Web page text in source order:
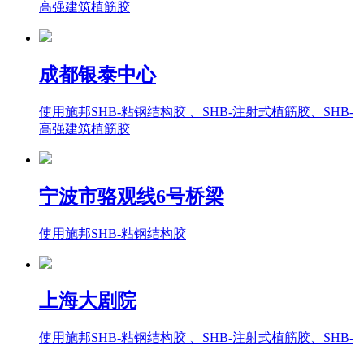
高强建筑植筋胶
成都银泰中心
使用施邦SHB-粘钢结构胶 、SHB-注射式植筋胶、SHB-
高强建筑植筋胶
宁波市骆观线6号桥梁
使用施邦SHB-粘钢结构胶
上海大剧院
使用施邦SHB-粘钢结构胶 、SHB-注射式植筋胶、SHB-